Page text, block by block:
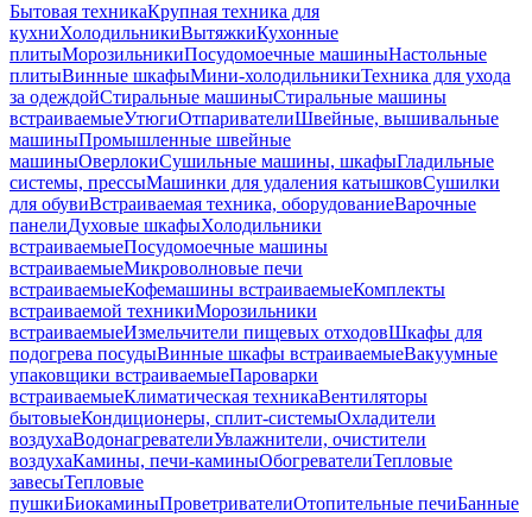
Бытовая техникаКрупная техника для
кухниХолодильникиВытяжкиКухонные
плитыМорозильникиПосудомоечные машиныНастольные
плитыВинные шкафыМини-холодильникиТехника для ухода
за одеждойСтиральные машиныСтиральные машины
встраиваемыеУтюгиОтпаривателиШвейные, вышивальные
машиныПромышленные швейные
машиныОверлокиСушильные машины, шкафыГладильные
системы, прессыМашинки для удаления катышковСушилки
для обувиВстраиваемая техника, оборудованиеВарочные
панелиДуховые шкафыХолодильники
встраиваемыеПосудомоечные машины
встраиваемыеМикроволновые печи
встраиваемыеКофемашины встраиваемыеКомплекты
встраиваемой техникиМорозильники
встраиваемыеИзмельчители пищевых отходовШкафы для
подогрева посудыВинные шкафы встраиваемыеВакуумные
упаковщики встраиваемыеПароварки
встраиваемыеКлиматическая техникаВентиляторы
бытовыеКондиционеры, сплит-системыОхладители
воздухаВодонагревателиУвлажнители, очистители
воздухаКамины, печи-каминыОбогревателиТепловые
завесыТепловые
пушкиБиокаминыПроветривателиОтопительные печиБанные